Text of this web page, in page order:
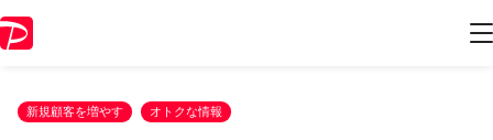
新規顧客を増やす オトクな情報